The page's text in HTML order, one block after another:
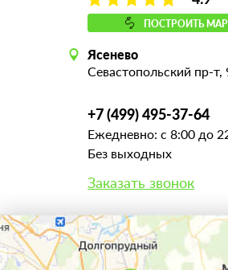
ПОСТРОИТЬ
Ясенево
Севастопольский пр-т,
+7 (499) 495-37-64
Ежедневно: с 8:00 до
Без выходных
Заказать звонок